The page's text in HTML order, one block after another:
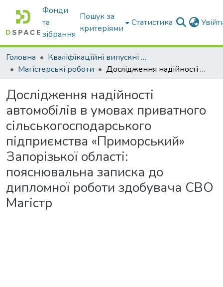
Фонди
та
зібрання
Пошук за
критеріями
Статистика
Головна
Кваліфікаційні випускні роботи бакалаврів і магістрів
Магістерські роботи
Дослідження надійності автомобілів в умовах приватного сільськогосподарського підприємства «Приморський» Запорізької області: пояснювальна записка до дипломної роботи здобувача СВО Магістр
Дослідження надійності
автомобілів в умовах приватного
сільськогосподарського
підприємства «Приморський»
Запорізької області:
пояснювальна записка до
дипломної роботи здобувача СВО
Магістр